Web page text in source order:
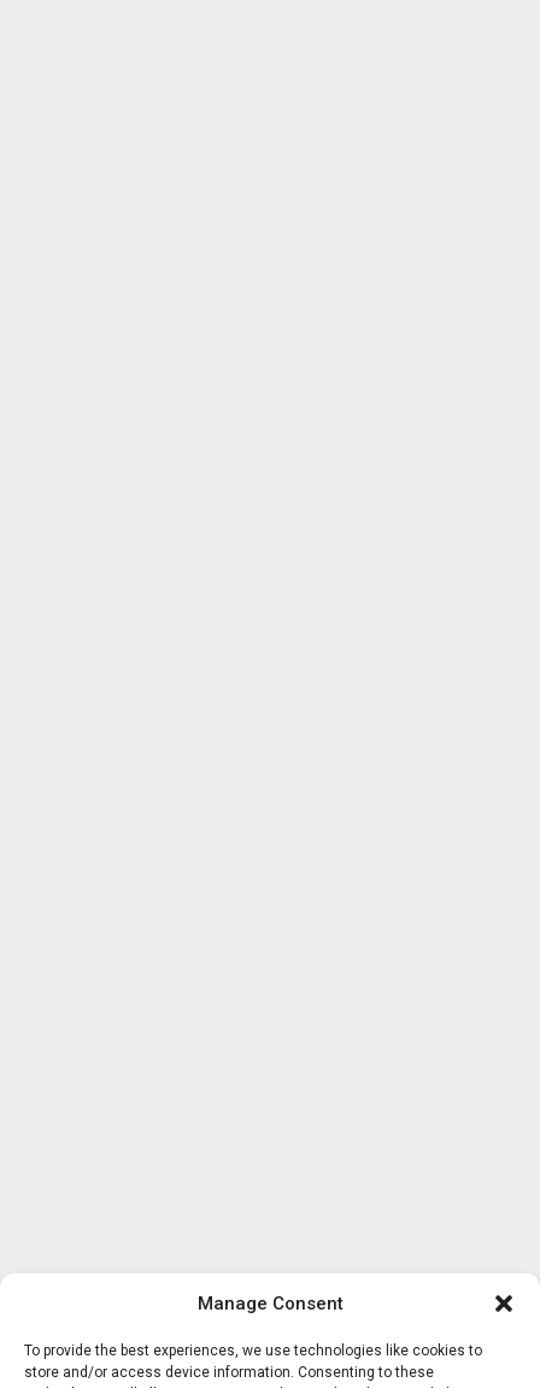
Manage Consent
To provide the best experiences, we use technologies like cookies to
store and/or access device information. Consenting to these